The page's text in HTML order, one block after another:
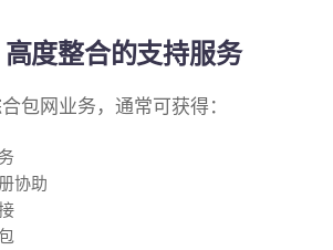
度整合的支持服务
包网业务，通常可获得：
协助